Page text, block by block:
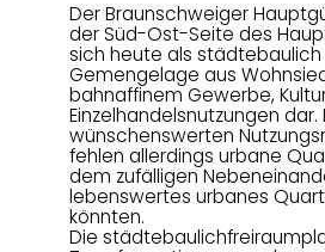
Der Braunschweiger
der Süd-Ost-Seite des
sich heute als
Gemengelage aus
bahnaffinem Gewerbe,
Einzelhandelsnutzungen
wünschenswerten
fehlen allerdings urbane
dem zufälligen
lebenswertes urbanes
könnten.
Die